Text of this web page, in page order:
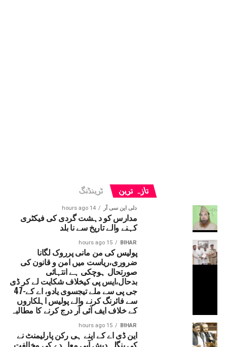
تازہ ترین ٹرینڈنگ
دلی این سی آر 14 hours ago
مدارس کو دہشت گردی کی فیکٹری
کہنے والے تاریخ سے نا بلد
BIHAR
15 hours ago
پولیس کی من مانی پرروک لگانا
ضروری،ریاست میں امن و قانون کی
صورتحال ہوچکی ہے انتہائی
بدحال،ایس پی کیخلاف شکایت لے کر ڈی
جی پی سے ملے تیجسوی یادو، اے کے-47
سے فائرنگ کرنے والے پولیس اہلکاروں
کے خلاف ایف آئی آر درج کرنے کا مطالبہ
BIHAR
15 hours ago
این ڈی اے کے اپنے ہی رکن پارلیمنٹ نے
کی بنگلہ دیش آبی معاہدے کی مخالفت